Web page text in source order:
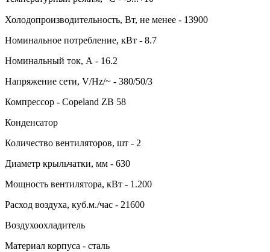
Холодопроизводительность, Вт, не менее - 13900
Номинальное потребление, кВт - 8.7
Номинальный ток, А - 16.2
Напряжение сети, V/Hz/~ - 380/50/3
Компрессор - Copeland ZB 58
Конденсатор
Количество вентиляторов, шт - 2
Диаметр крыльчатки, мм - 630
Мощность вентилятора, кВт - 1.200
Расход воздуха, куб.м./час - 21600
Воздухоохладитель
Материал корпуса - сталь